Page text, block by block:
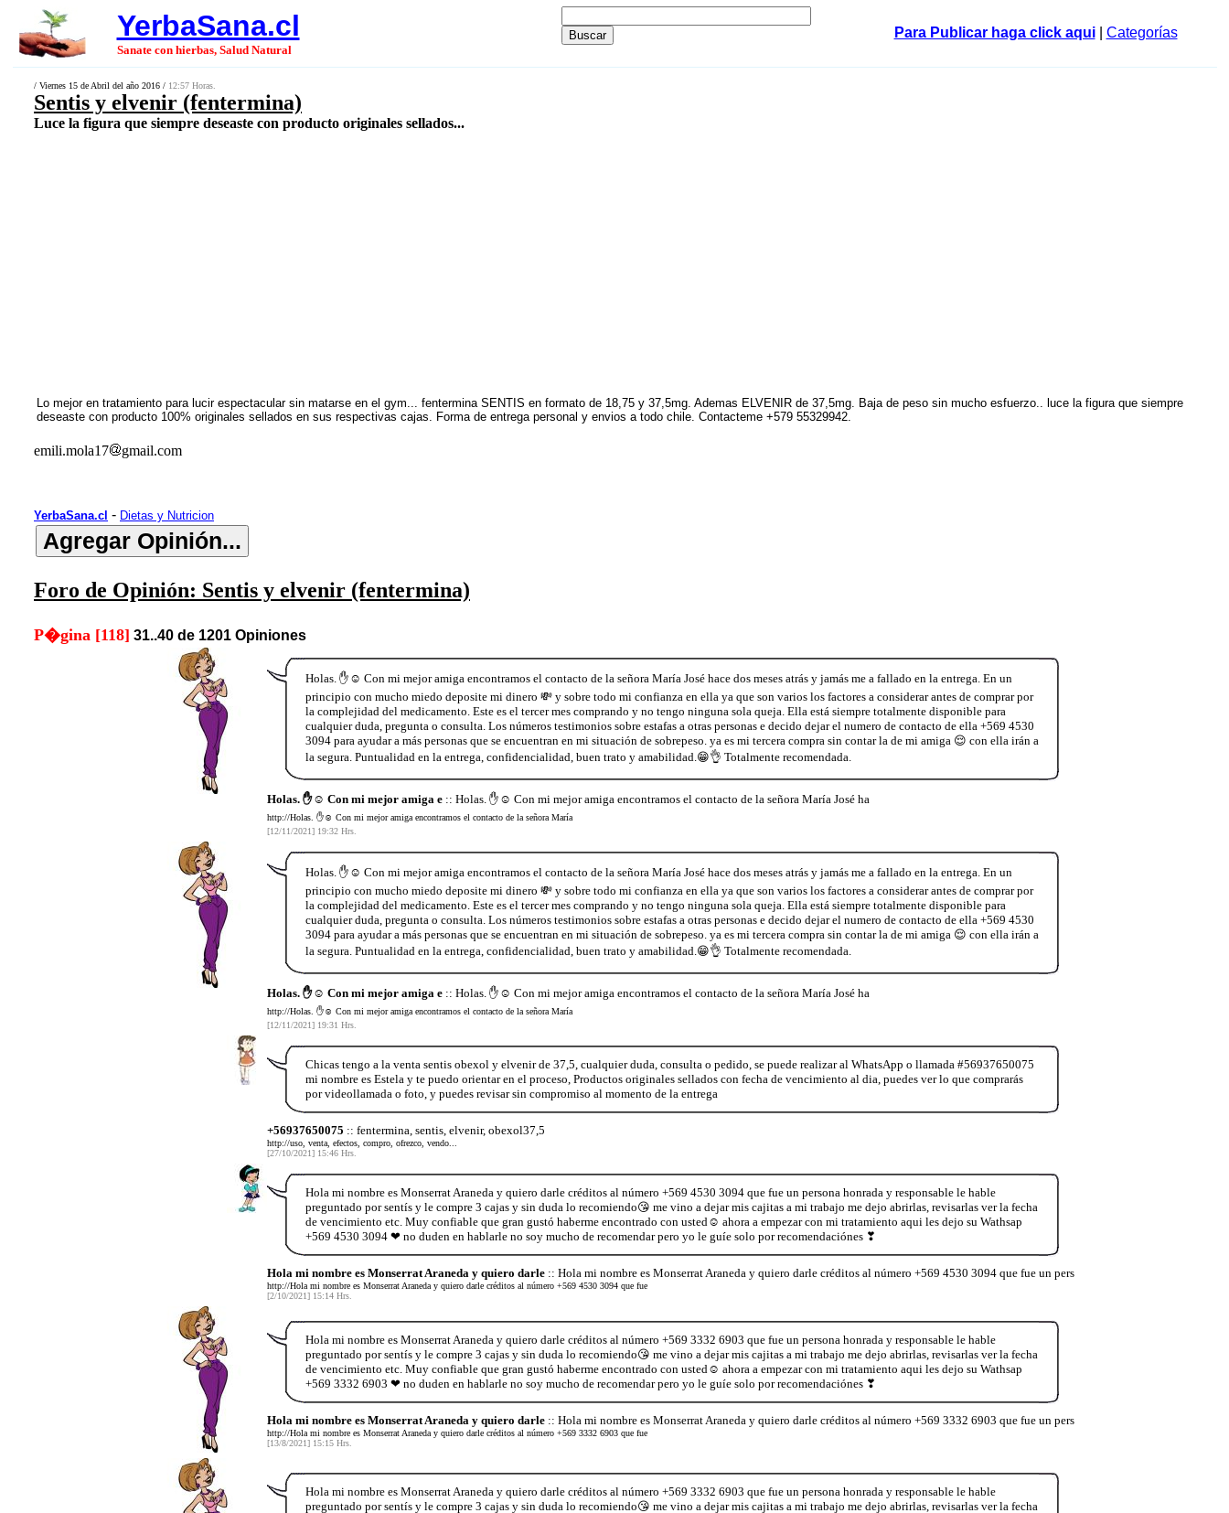
YerbaSana.cl
Sanate con hierbas, Salud Natural
Para Publicar haga click aqui| Categorías
/ Viernes 15 de Abril del año 2016 / 12:57 Horas.
Sentis y elvenir (fentermina)
Luce la figura que siempre deseaste con producto originales sellados...
Lo mejor en tratamiento para lucir espectacular sin matarse en el gym... fentermina SENTIS en formato de 18,75 y 37,5mg. Ademas ELVENIR de 37,5mg. Baja de peso sin mucho esfuerzo.. luce la figura que siempre
deseaste con producto 100% originales sellados en sus respectivas cajas. Forma de entrega personal y envios a todo chile. Contacteme +579 55329942.
emili.mola17 gmail.com
YerbaSana.cl - Dietas y Nutricion
Foro de Opinión: Sentis y elvenir (fentermina)
P�gina [118] 31..40 de 1201 Opiniones
Holas. ✋☺️ Con mi mejor amiga encontramos el contacto de la señora María José hace dos meses atrás y jamás me a fallado en la entrega. En un
principio con mucho miedo deposite mi dinero 💸 y sobre todo mi confianza en ella ya que son varios los factores a considerar antes de comprar por
la complejidad del medicamento. Este es el tercer mes comprando y no tengo ninguna sola queja. Ella está siempre totalmente disponible para
cualquier duda, pregunta o consulta. Los números testimonios sobre estafas a otras personas e decido dejar el numero de contacto de ella +569 4530
3094 para ayudar a más personas que se encuentran en mi situación de sobrepeso. ya es mi tercera compra sin contar la de mi amiga 😌 con ella irán a
la segura. Puntualidad en la entrega, confidencialidad, buen trato y amabilidad.😁👌 Totalmente recomendada.
Holas. ✋☺️ Con mi mejor amiga e:: Holas. ✋☺️ Con mi mejor amiga encontramos el contacto de la señora María José ha
http://Holas. ✋☺️ Con mi mejor amiga encontramos el contacto de la señora María
[12/11/2021] 19:32 Hrs.
Holas. ✋☺️ Con mi mejor amiga encontramos el contacto de la señora María José hace dos meses atrás y jamás me a fallado en la entrega. En un
principio con mucho miedo deposite mi dinero 💸 y sobre todo mi confianza en ella ya que son varios los factores a considerar antes de comprar por
la complejidad del medicamento. Este es el tercer mes comprando y no tengo ninguna sola queja. Ella está siempre totalmente disponible para
cualquier duda, pregunta o consulta. Los números testimonios sobre estafas a otras personas e decido dejar el numero de contacto de ella +569 4530
3094 para ayudar a más personas que se encuentran en mi situación de sobrepeso. ya es mi tercera compra sin contar la de mi amiga 😌 con ella irán a
la segura. Puntualidad en la entrega, confidencialidad, buen trato y amabilidad.😁👌 Totalmente recomendada.
Holas. ✋☺️ Con mi mejor amiga e:: Holas. ✋☺️ Con mi mejor amiga encontramos el contacto de la señora María José ha
http://Holas. ✋☺️ Con mi mejor amiga encontramos el contacto de la señora María
[12/11/2021] 19:31 Hrs.
Chicas tengo a la venta sentis obexol y elvenir de 37,5, cualquier duda, consulta o pedido, se puede realizar al WhatsApp o llamada #56937650075
mi nombre es Estela y te puedo orientar en el proceso, Productos originales sellados con fecha de vencimiento al dia, puedes ver lo que comprarás
por videollamada o foto, y puedes revisar sin compromiso al momento de la entrega
+56937650075 :: fentermina, sentis, elvenir, obexol37,5
http://uso, venta, efectos, compro, ofrezco, vendo...
[27/10/2021] 15:46 Hrs.
Hola mi nombre es Monserrat Araneda y quiero darle créditos al número +569 4530 3094 que fue un persona honrada y responsable le hable
preguntado por sentís y le compre 3 cajas y sin duda lo recomiendo😘 me vino a dejar mis cajitas a mi trabajo me dejo abrirlas, revisarlas ver la fecha
de vencimiento etc. Muy confiable que gran gustó haberme encontrado con usted☺ ahora a empezar con mi tratamiento aqui les dejo su Wathsap
+569 4530 3094 ❤ no duden en hablarle no soy mucho de recomendar pero yo le guíe solo por recomendaciónes ❣
Hola mi nombre es Monserrat Araneda y quiero darle:: Hola mi nombre es Monserrat Araneda y quiero darle créditos al número +569 4530 3094 que fue un pers
http://Hola mi nombre es Monserrat Araneda y quiero darle créditos al número +569 4530 3094 que fue
[2/10/2021] 15:14 Hrs.
Hola mi nombre es Monserrat Araneda y quiero darle créditos al número +569 3332 6903 que fue un persona honrada y responsable le hable
preguntado por sentís y le compre 3 cajas y sin duda lo recomiendo😘 me vino a dejar mis cajitas a mi trabajo me dejo abrirlas, revisarlas ver la fecha
de vencimiento etc. Muy confiable que gran gustó haberme encontrado con usted☺ ahora a empezar con mi tratamiento aqui les dejo su Wathsap
+569 3332 6903 ❤ no duden en hablarle no soy mucho de recomendar pero yo le guíe solo por recomendaciónes ❣
Hola mi nombre es Monserrat Araneda y quiero darle:: Hola mi nombre es Monserrat Araneda y quiero darle créditos al número +569 3332 6903 que fue un pers
http://Hola mi nombre es Monserrat Araneda y quiero darle créditos al número +569 3332 6903 que fue
[13/8/2021] 15:15 Hrs.
Hola mi nombre es Monserrat Araneda y quiero darle créditos al número +569 3332 6903 que fue un persona honrada y responsable le hable
preguntado por sentís y le compre 3 cajas y sin duda lo recomiendo😘 me vino a dejar mis cajitas a mi trabajo me dejo abrirlas, revisarlas ver la fecha